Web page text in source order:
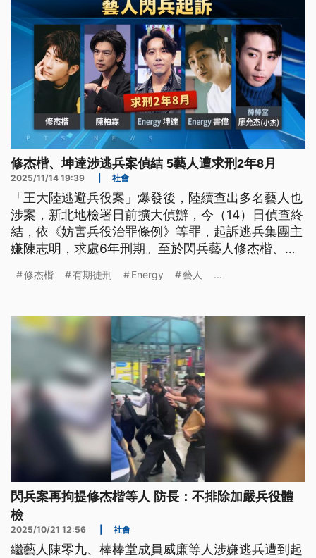
修杰楷、坤達涉逃兵案偵結 5藝人遭求刑2年8月
2025/11/14 19:39 社會
「王大陸逃避兵役案」爆發後，陸續查出多名藝人也
涉案，新北地檢署日前擴大偵辦，今（14）日偵查終
結，依《妨害兵役治罪條例》等罪，起訴逃兵集團主
嫌陳志明，求處6年刑期。至於閃兵藝人修杰楷、陳
8個月。
修杰楷 有期徒刑 Energy 藝人 ...
閃兵案再拘提修杰楷等人 防長：不排除加嚴兵役體
檢
2025/10/21 12:56 社會
繼藝人陳零九、棒棒堂成員威廉等人涉嫌逃兵遭到起